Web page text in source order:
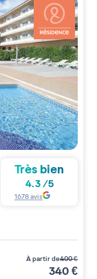
Très bien
4.3/5
1678avis
à partir de400€
340€